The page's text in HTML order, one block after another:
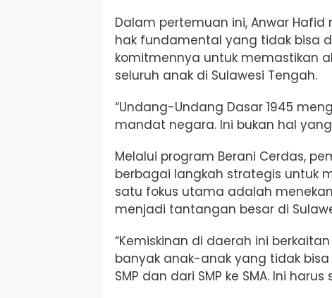
Dalam pertemuan ini, Anwar
hak fundamental yang tidak bisa
komitmennya untuk memastikan
seluruh anak di Sulawesi Tengah.
“Undang-Undang Dasar 1945
mandat negara. Ini bukan hal
Melalui program Berani Cerdas,
berbagai langkah strategis untuk
satu fokus utama adalah
menjadi tantangan besar di
“Kemiskinan di daerah ini
banyak anak-anak yang tidak
SMP dan dari SMP ke SMA. Ini